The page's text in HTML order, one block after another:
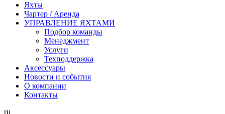
Яхты
Чартер / Аренда
УПРАВЛЕНИЕ ЯХТАМИ
Подбор команды
Менеджмент
Услуги
Техподдержка
Аксессуары
Новости и события
О компании
Контакты
ru